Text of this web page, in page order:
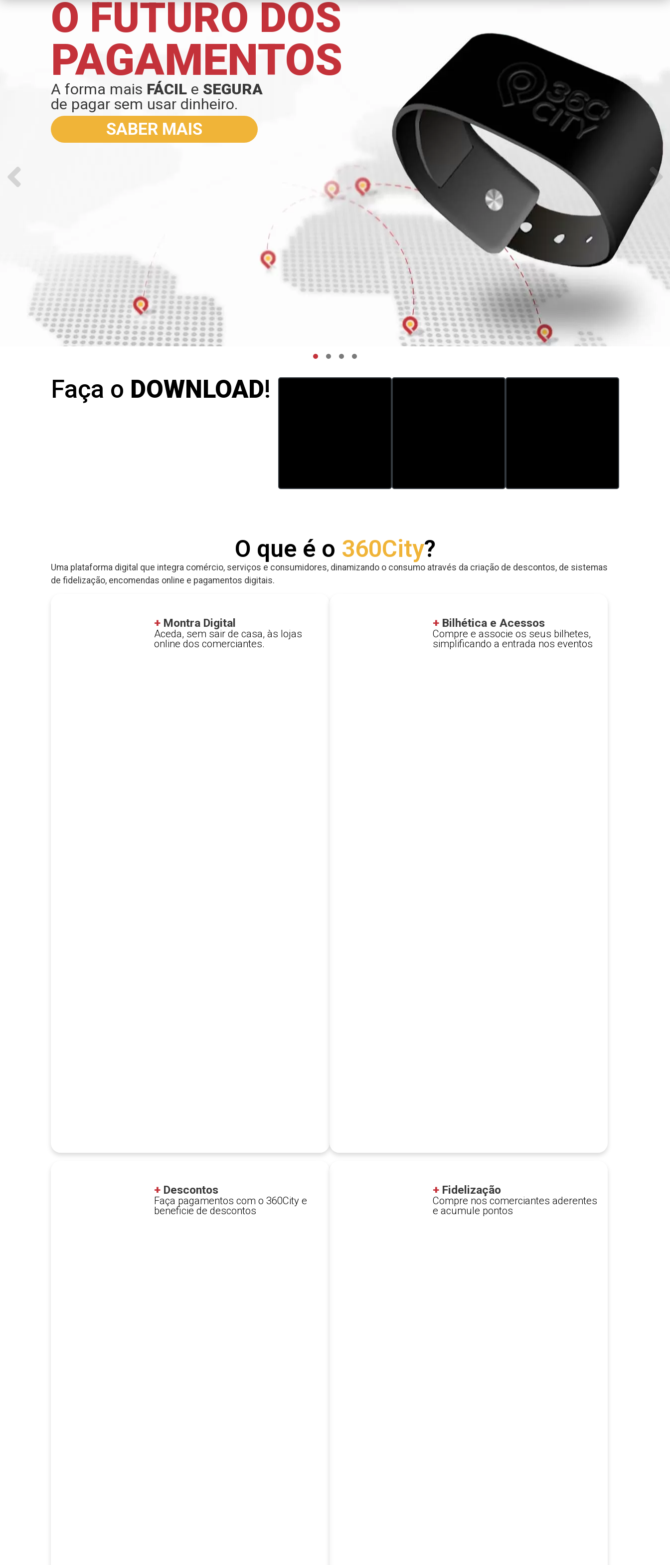
O FUTURO DOS
PAGAMENTOS
A forma mais FÁCIL e SEGURA
de pagar sem usar dinheiro.
SABER MAIS
Faça o DOWNLOAD!
O que é o 360City?
Uma plataforma digital que integra comércio, serviços e consumidores, dinamizando o consumo através da criação de descontos, de sistemas
de fidelização, encomendas online e pagamentos digitais.
+ Montra Digital
Aceda, sem sair de casa, às lojas
online dos comerciantes.
+ Bilhética e Acessos
Compre e associe os seus bilhetes,
simplificando a entrada nos eventos​
+ Descontos
Faça pagamentos com o 360City e
beneficie de descontos​
+ Fidelização
Compre nos comerciantes aderentes
e acumule pontos